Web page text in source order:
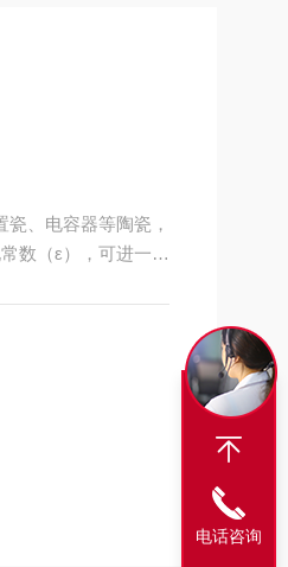
、电容器等陶瓷，
数（ε），可进一步
电话咨询